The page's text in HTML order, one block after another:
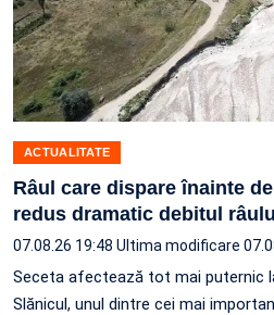
ACTUALITATE
Râul care dispare înainte
redus dramatic debitul
07.08.26 19:48 Ultima modificare
Seceta afectează tot mai puternic
Slănicul, unul dintre cei mai